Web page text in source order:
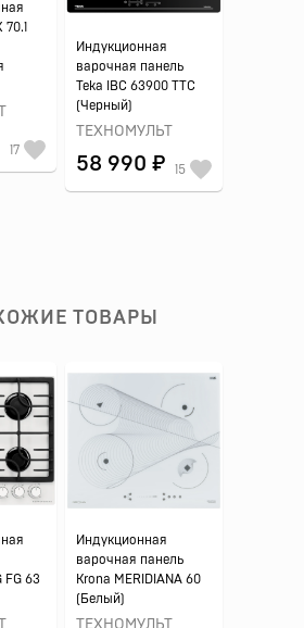
70.1
17
Индукционная
варочная панель
Teka IBC 63900 TTC
(Черный)
ТЕХНОМУЛЬТ
58 990 ₽ 15
ТОВАРЫ
FG 63
Индукционная
варочная панель
Krona MERIDIANA 60
(Белый)
ТЕХНОМУЛЬТ